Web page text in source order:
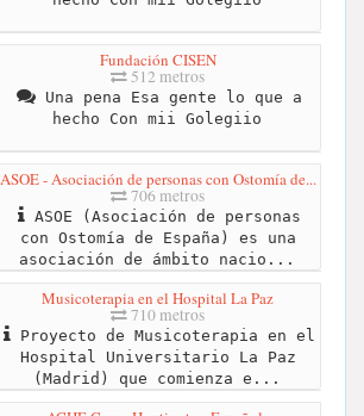
Fundación CISEN
512 metros
Una pena Esa gente lo que a
hecho Con mii Golegiio
ASOE - Asociación de personas con Ostomía de...
706 metros
ASOE (Asociación de personas
con Ostomía de España) es una
asociación de ámbito nacio...
Musicoterapia en el Hospital La Paz
710 metros
Proyecto de Musicoterapia en el
Hospital Universitario La Paz
(Madrid) que comienza e...